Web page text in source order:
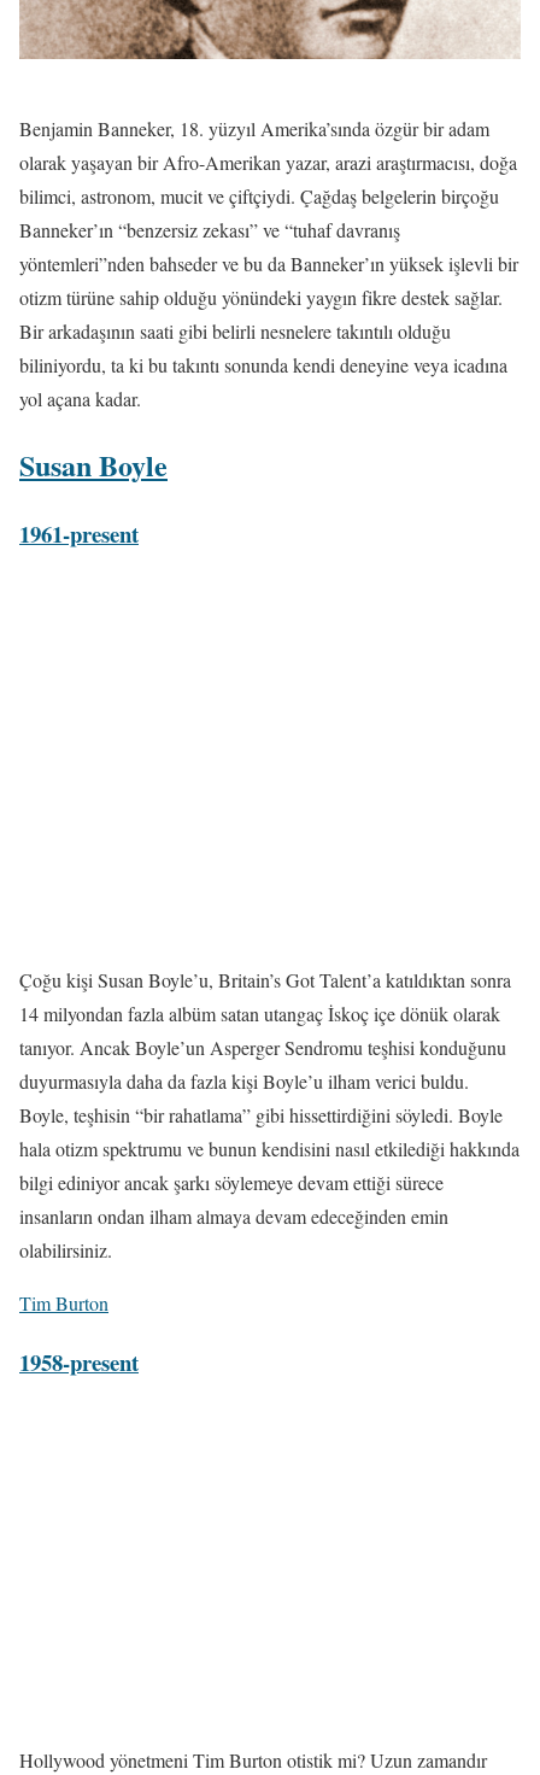
Benjamin Banneker, 18. yüzyıl Amerika’sında özgür bir adam
olarak yaşayan bir Afro-Amerikan yazar, arazi araştırmacısı, doğa
bilimci, astronom, mucit ve çiftçiydi. Çağdaş belgelerin birçoğu
Banneker’ın “benzersiz zekası” ve “tuhaf davranış
yöntemleri”nden bahseder ve bu da Banneker’ın yüksek işlevli bir
otizm türüne sahip olduğu yönündeki yaygın fikre destek sağlar.
Bir arkadaşının saati gibi belirli nesnelere takıntılı olduğu
biliniyordu, ta ki bu takıntı sonunda kendi deneyine veya icadına
yol açana kadar.
Susan Boyle
1961-present
Çoğu kişi Susan Boyle’u, Britain’s Got Talent’a katıldıktan sonra
14 milyondan fazla albüm satan utangaç İskoç içe dönük olarak
tanıyor. Ancak Boyle’un Asperger Sendromu teşhisi konduğunu
duyurmasıyla daha da fazla kişi Boyle’u ilham verici buldu.
Boyle, teşhisin “bir rahatlama” gibi hissettirdiğini söyledi. Boyle
hala otizm spektrumu ve bunun kendisini nasıl etkilediği hakkında
bilgi ediniyor ancak şarkı söylemeye devam ettiği sürece
insanların ondan ilham almaya devam edeceğinden emin
olabilirsiniz.
Tim Burton
1958-present
Hollywood yönetmeni Tim Burton otistik mi? Uzun zamandır